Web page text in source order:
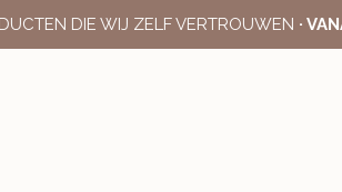
DIE WIJ ZELF VERTROUWEN ·